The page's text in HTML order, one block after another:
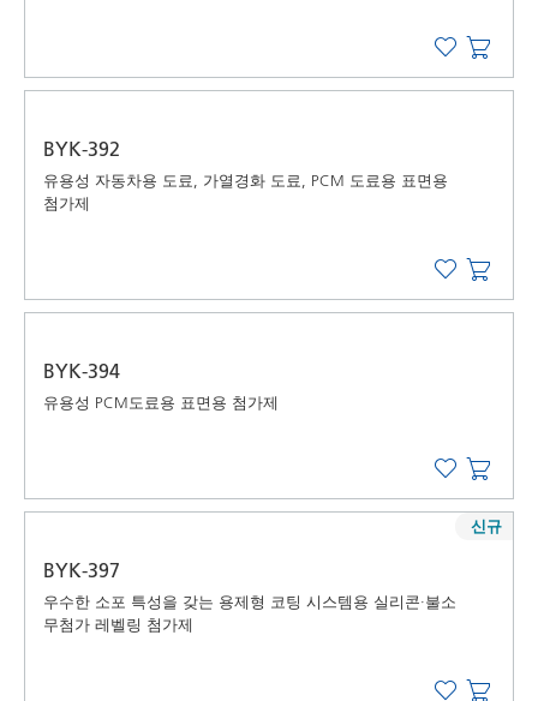
BYK-392
유용성 자동차용 도료, 가열경화 도료, PCM 도료용 표면용
첨가제
BYK-394
유용성 PCM도료용 표면용 첨가제
BYK-397
우수한 소포 특성을 갖는 용제형 코팅 시스템용 실리콘·불소
무첨가 레벨링 첨가제
신규